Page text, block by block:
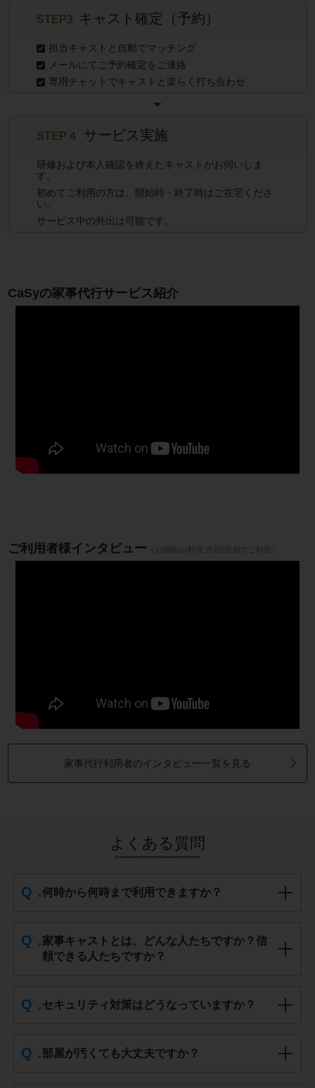
STEP3 キャスト確定（予約）
担当キャストと自動でマッチング
メールにてご予約確定をご連絡
専用チャットでキャストと楽らく打ち合わせ
STEP４ サービス実施
研修および本人確認を終えたキャストがお伺いしま
す。
初めてご利用の方は、開始時・終了時はご在宅くださ
い。
サービス中の外出は可能です。
CaSyの家事代行サービス紹介
ご利用者様インタビュー （お掃除/お料理 月2回定期でご利用）
家事代行利用者のインタビュー一覧を見る
よくある質問
何時から何時まで利用できますか？
家事キャストとは、どんな人たちですか？信
頼できる人たちですか？
セキュリティ対策はどうなっていますか？
部屋が汚くても大丈夫ですか？